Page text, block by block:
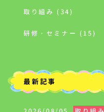
取り組み (34)
研修・セミナー (15)
最新記事